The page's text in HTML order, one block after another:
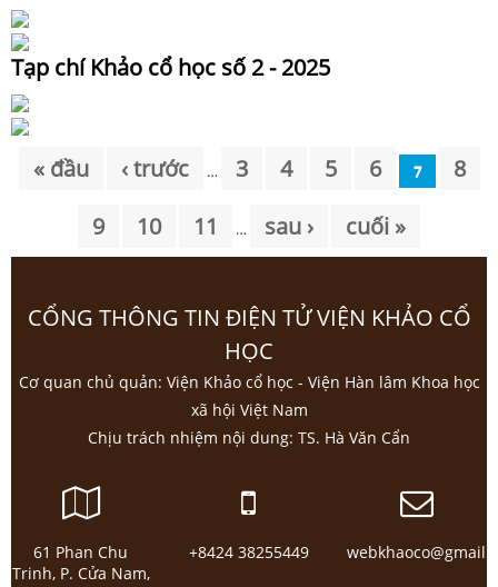
Tạp chí Khảo cổ học số 2 - 2025
Trang
« đầu ‹ trước … 3 4 5 6 7
8
9
10 11 … sau › cuối »
CỔNG THÔNG TIN ĐIỆN TỬ VIỆN KHẢO CỔ
HỌC
Cơ quan chủ quản: Viện Khảo cổ học - Viện Hàn lâm Khoa học
xã hội Việt Nam
Chịu trách nhiệm nội dung: TS. Hà Văn Cẩn
61 Phan Chu
Trinh, P. Cửa Nam,
+8424 38255449